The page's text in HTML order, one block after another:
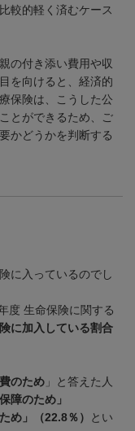
較的軽く済むケース
の付き添い費用や収
を向けると、経済的
保険は、こうした公
とができるため、ご
かどうかを判断する
に入っているのでし
度 生命保険に関する
に加入している割合
のため 」と答えた人
障のため」
め」（22.8％）
とい